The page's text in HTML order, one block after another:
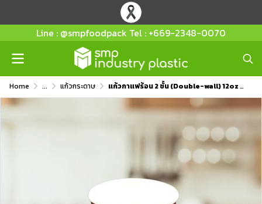
Line : @smpfoodpack Tel : +669-2348-0070
Home ... แก้วกระดาษ แก้วกาแฟร้อน 2 ชั้น (Double-wall) 12oz สีแดง